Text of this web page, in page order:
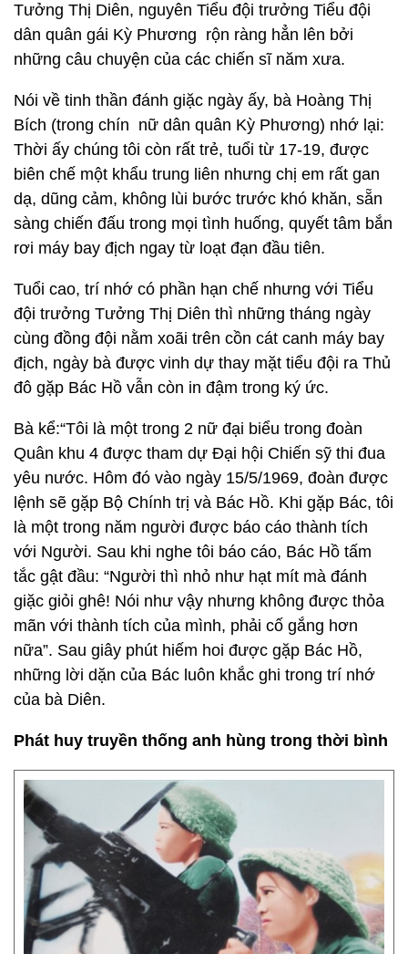
Tưởng Thị Diên, nguyên Tiểu đội trưởng Tiểu đội
dân quân gái Kỳ Phương rộn ràng hẳn lên bởi
những câu chuyện của các chiến sĩ năm xưa.
Nói về tinh thần đánh giặc ngày ấy, bà Hoàng Thị
Bích (trong chín nữ dân quân Kỳ Phương) nhớ lại:
Thời ấy chúng tôi còn rất trẻ, tuổi từ 17-19, được
biên chế một khẩu trung liên nhưng chị em rất gan
dạ, dũng cảm, không lùi bước trước khó khăn, sẵn
sàng chiến đấu trong mọi tình huống, quyết tâm bắn
rơi máy bay địch ngay từ loạt đạn đầu tiên.
Tuổi cao, trí nhớ có phần hạn chế nhưng với Tiểu
đội trưởng Tưởng Thị Diên thì những tháng ngày
cùng đồng đội nằm xoãi trên cồn cát canh máy bay
địch, ngày bà được vinh dự thay mặt tiểu đội ra Thủ
đô gặp Bác Hồ vẫn còn in đậm trong ký ức.
Bà kể:“Tôi là một trong 2 nữ đại biểu trong đoàn
Quân khu 4 được tham dự Đại hội Chiến sỹ thi đua
yêu nước. Hôm đó vào ngày 15/5/1969, đoàn được
lệnh sẽ gặp Bộ Chính trị và Bác Hồ. Khi gặp Bác, tôi
là một trong năm người được báo cáo thành tích
với Người. Sau khi nghe tôi báo cáo, Bác Hồ tấm
tắc gật đầu: “Người thì nhỏ như hạt mít mà đánh
giặc giỏi ghê! Nói như vậy nhưng không được thỏa
mãn với thành tích của mình, phải cố gắng hơn
nữa”. Sau giây phút hiếm hoi được gặp Bác Hồ,
những lời dặn của Bác luôn khắc ghi trong trí nhớ
của bà Diên.
Phát huy truyền thống anh hùng trong thời bình